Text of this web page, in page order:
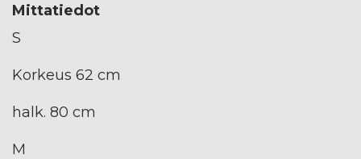
Mittatiedot
S
Korkeus 62 cm
halk. 80 cm
M